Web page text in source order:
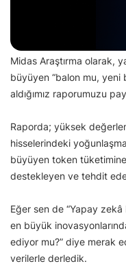
Midas Araştırma olarak,
büyüyen “balon mu, yeni
aldığımız raporumuzu
Raporda; yüksek
hisselerindeki
büyüyen token
destekleyen ve tehdit
Eğer sen de “Yapay
en büyük
ediyor mu?” diye merak
verilerle derledik.